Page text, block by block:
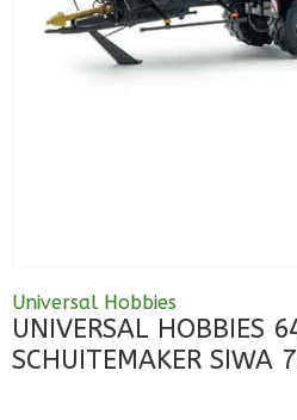
Universal Hobbies
UNIVERSAL HOBBIES
SCHUITEMAKER SIWA